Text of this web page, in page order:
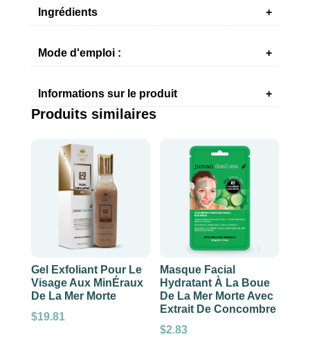
MINÉRAUX
DE
MER
Ingrédients
Mode d'emploi :
Informations sur le produit
Produits similaires
Gel Exfoliant Pour Le
Visage Aux MinÉraux
De La Mer Morte
$19.81
Masque Facial
Hydratant À La Boue
De La Mer Morte Avec
Extrait De Concombre
$2.83